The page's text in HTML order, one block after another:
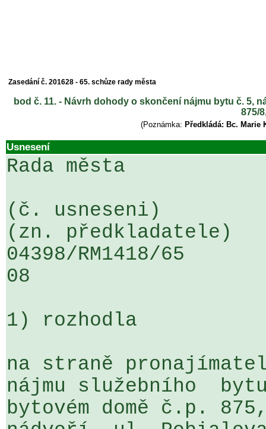
Zasedání č. 201628 - 65. schůze rady města
bod č. 11. - Návrh dohody o skončení nájmu bytu č. 5,
875/
(Poznámka: Předkládá: Bc.
Usnesení
Rada města
(č. usneseni)
(zn. předkladatele)
04398/RM1418/
08
1) rozhodla
na straně
nájmu služebního
bytovém domě č.p.